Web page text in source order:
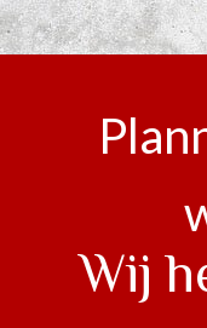
Wij